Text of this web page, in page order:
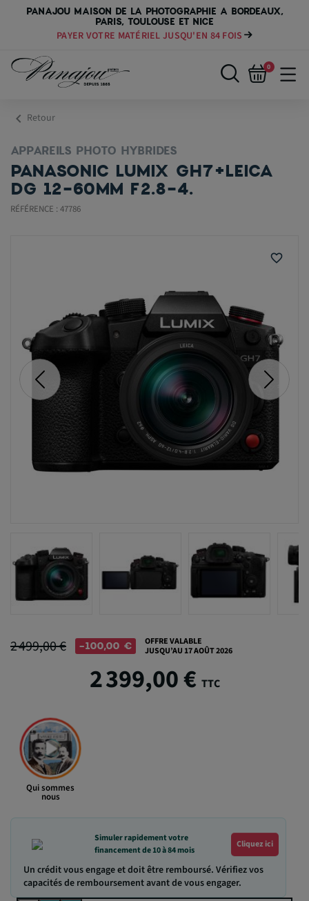
PANAJOU MAISON DE LA PHOTOGRAPHIE A BORDEAUX,
PARIS, TOULOUSE ET NICE
PAYER VOTRE MATÉRIEL JUSQU'EN 84 FOIS
0
chevron_left Retour
APPAREILS PHOTO HYBRIDES
PANASONIC LUMIX GH7+LEICA
DG 12-60MM F2.8-4.
RÉFÉRENCE : 47786
favorite_border
2 499,00 € -100,00 €
OFFRE VALABLE
JUSQU’AU 17 AOÛT 2026
2 399,00 € TTC
Qui sommes
nous
Simuler rapidement votre
financement de 10 à 84 mois
Cliquez ici
Un crédit vous engage et doit être remboursé. Vérifiez vos
capacités de remboursement avant de vous engager.